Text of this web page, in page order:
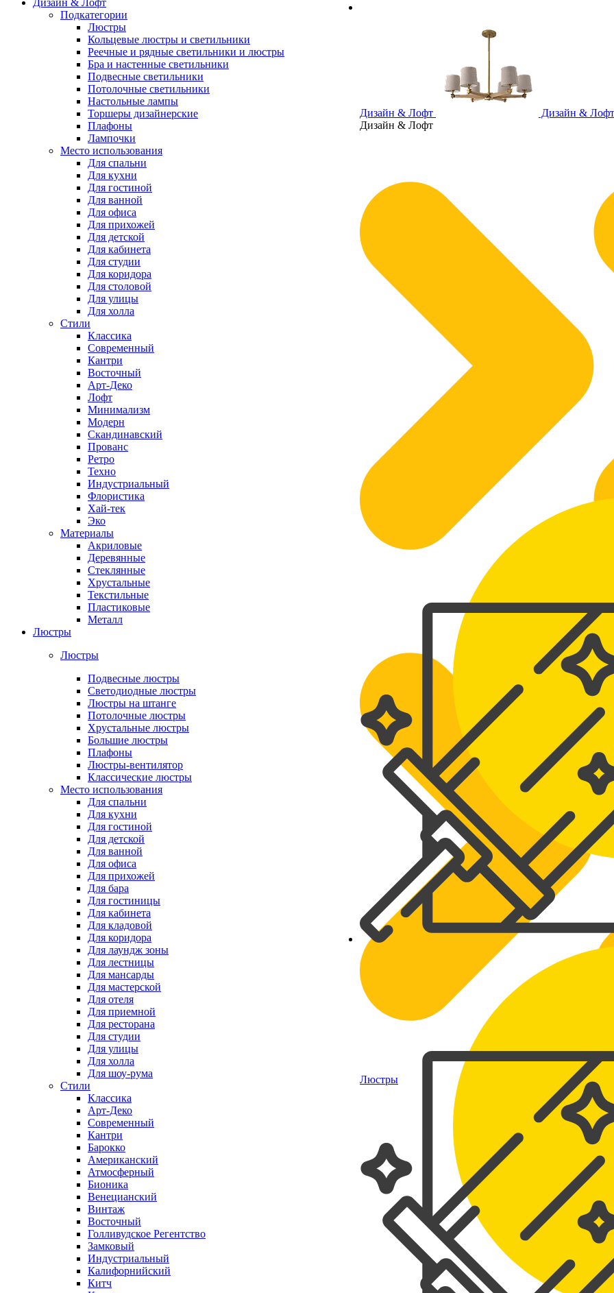
Дизайн & Лофт
Дизайн & Лофт
Дизайн & Лофт
Люстры
Дизайн & Лофт
Подкатегории
Люстры
Кольцевые люстры и светильники
Реечные и рядные светильники и люстры
Бра и настенные светильники
Подвесные светильники
Потолочные светильники
Настольные лампы
Торшеры дизайнерские
Плафоны
Лампочки
Место использования
Для спальни
Для кухни
Для гостиной
Для ванной
Для офиса
Для прихожей
Для детской
Для кабинета
Для студии
Для коридора
Для столовой
Для улицы
Для холла
Стили
Классика
Современный
Кантри
Восточный
Арт-Деко
Лофт
Минимализм
Модерн
Скандинавский
Прованс
Ретро
Техно
Индустриальный
Флористика
Хай-тек
Эко
Материалы
Акриловые
Деревянные
Стеклянные
Хрустальные
Текстильные
Пластиковые
Металл
Люстры
Люстры
Подвесные люстры
Светодиодные люстры
Люстры на штанге
Потолочные люстры
Хрустальные люстры
Большие люстры
Плафоны
Люстры-вентилятор
Классические люстры
Место использования
Для спальни
Для кухни
Для гостиной
Для детской
Для ванной
Для офиса
Для прихожей
Для бара
Для гостиницы
Для кабинета
Для кладовой
Для коридора
Для лаундж зоны
Для лестницы
Для мансарды
Для мастерской
Для отеля
Для приемной
Для ресторана
Для студии
Для улицы
Для холла
Для шоу-рума
Стили
Классика
Арт-Деко
Современный
Кантри
Барокко
Американский
Атмосферный
Бионика
Венецианский
Винтаж
Восточный
Голливудское Регентство
Замковый
Индустриальный
Калифорнийский
Китч